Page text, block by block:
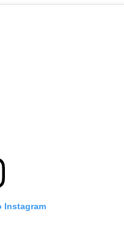
Instagram